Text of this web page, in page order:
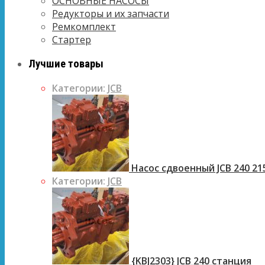
Редукторы и их запчасти
Ремкомплект
Стартер
Лучшие товары
Категории: JCB
Насос сдвоенный JCB 240
Категории: JCB
{KBJ2303} JCB 240 станция